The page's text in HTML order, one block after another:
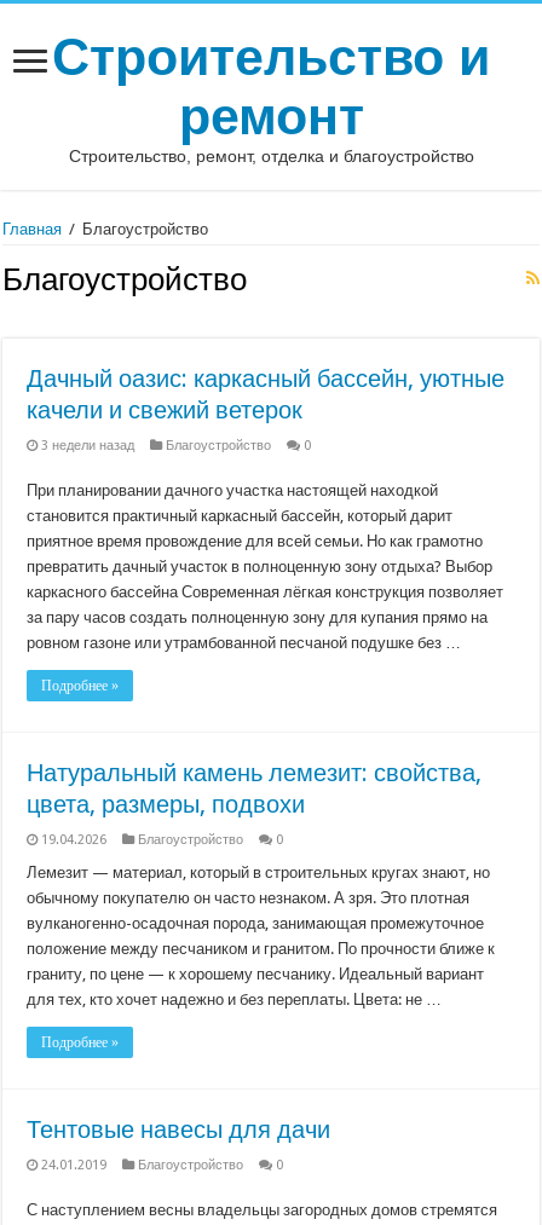
Строительство и
ремонт
Строительство, ремонт, отделка и благоустройство
Главная / Благоустройство
Благоустройство
Дачный оазис: каркасный бассейн, уютные
качели и свежий ветерок
3 недели назад Благоустройство 0
При планировании дачного участка настоящей находкой
становится практичный каркасный бассейн, который дарит
приятное время провождение для всей семьи. Но как грамотно
превратить дачный участок в полноценную зону отдыха? Выбор
каркасного бассейна Современная лёгкая конструкция позволяет
за пару часов создать полноценную зону для купания прямо на
ровном газоне или утрамбованной песчаной подушке без …
Подробнее »
Натуральный камень лемезит: свойства,
цвета, размеры, подвохи
19.04.2026 Благоустройство 0
Лемезит — материал, который в строительных кругах знают, но
обычному покупателю он часто незнаком. А зря. Это плотная
вулканогенно-осадочная порода, занимающая промежуточное
положение между песчаником и гранитом. По прочности ближе к
граниту, по цене — к хорошему песчанику. Идеальный вариант
для тех, кто хочет надежно и без переплаты. Цвета: не …
Подробнее »
Тентовые навесы для дачи
24.01.2019 Благоустройство 0
С наступлением весны владельцы загородных домов стремятся